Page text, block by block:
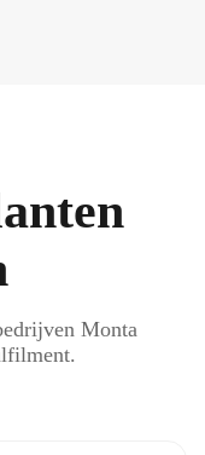
Monta